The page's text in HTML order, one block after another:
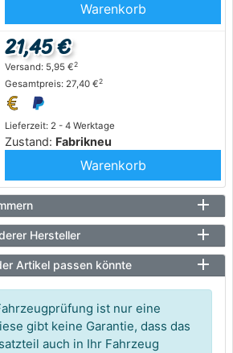
Warenkorb
Lieferzeit: 2 - 4 Werktage
Zustand: Fabrikneu
21,45 €
Versand: 5,95 €2
Gesamtpreis: 27,40 €2
Warenkorb
Hersteller
Artikel passen könnte
ist nur eine
gibt keine Garantie, dass das
auch in Ihr Fahrzeug